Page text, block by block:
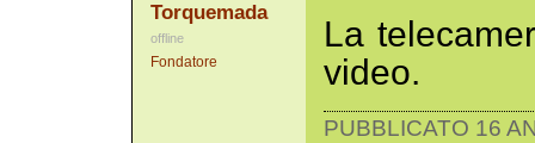
Torquemada
offline
Fondatore
La
video.
PUBBLICATO 16